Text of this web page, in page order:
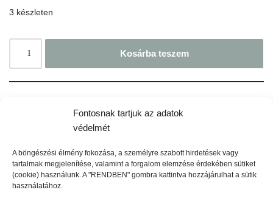
Fontosnak tartjuk az adatok
védelmét
A böngészési élmény fokozása, a személyre szabott hirdetések vagy
tartalmak megjelenítése, valamint a forgalom elemzése érdekében sütiket
(cookie) használunk. A "RENDBEN" gombra kattintva hozzájárulhat a sütik
használatához.
3 készleten
Kosárba teszem
Címkék:bútor dekoráció, bútorfestés házilag, bútorfestés otthon,
Transzferfólia